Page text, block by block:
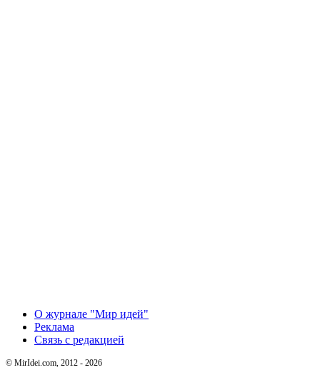
О журнале "Мир идей"
Реклама
Связь с редакцией
© MirIdei.com, 2012 - 2026